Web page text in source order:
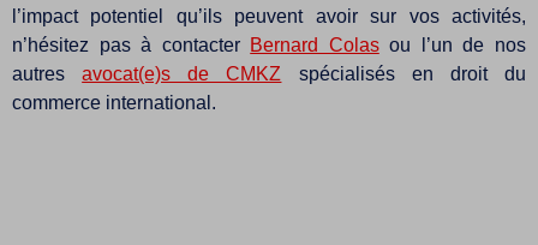
l’impact potentiel qu’ils peuvent avoir sur vos activités,
n’hésitez pas à contacter Bernard Colasou l’un de nos
autresavocat(e)s de CMKZ spécialisés en droit du
commerce international.